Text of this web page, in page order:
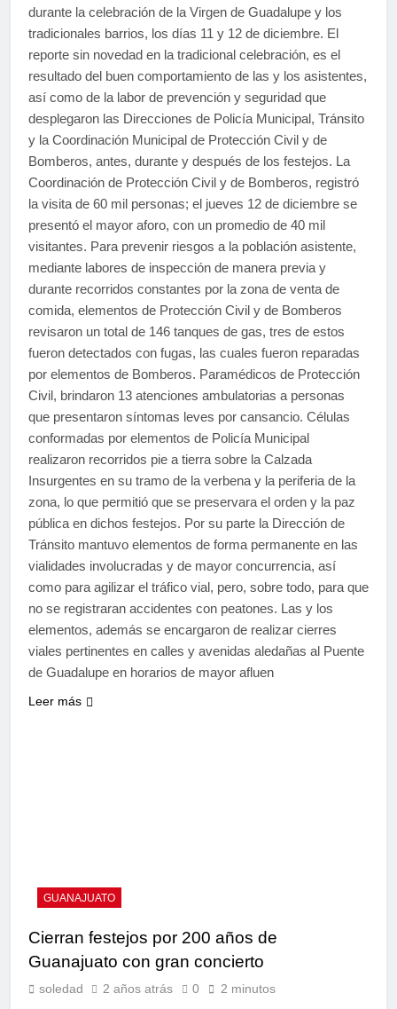
durante la celebración de la Virgen de Guadalupe y los
tradicionales barrios, los días 11 y 12 de diciembre. El
reporte sin novedad en la tradicional celebración, es el
resultado del buen comportamiento de las y los asistentes,
así como de la labor de prevención y seguridad que
desplegaron las Direcciones de Policía Municipal, Tránsito
y la Coordinación Municipal de Protección Civil y de
Bomberos, antes, durante y después de los festejos. La
Coordinación de Protección Civil y de Bomberos, registró
la visita de 60 mil personas; el jueves 12 de diciembre se
presentó el mayor aforo, con un promedio de 40 mil
visitantes. Para prevenir riesgos a la población asistente,
mediante labores de inspección de manera previa y
durante recorridos constantes por la zona de venta de
comida, elementos de Protección Civil y de Bomberos
revisaron un total de 146 tanques de gas, tres de estos
fueron detectados con fugas, las cuales fueron reparadas
por elementos de Bomberos. Paramédicos de Protección
Civil, brindaron 13 atenciones ambulatorias a personas
que presentaron síntomas leves por cansancio. Células
conformadas por elementos de Policía Municipal
realizaron recorridos pie a tierra sobre la Calzada
Insurgentes en su tramo de la verbena y la periferia de la
zona, lo que permitió que se preservara el orden y la paz
pública en dichos festejos. Por su parte la Dirección de
Tránsito mantuvo elementos de forma permanente en las
vialidades involucradas y de mayor concurrencia, así
como para agilizar el tráfico vial, pero, sobre todo, para que
no se registraran accidentes con peatones. Las y los
elementos, además se encargaron de realizar cierres
viales pertinentes en calles y avenidas aledañas al Puente
de Guadalupe en horarios de mayor afluen
Leer más
GUANAJUATO
Cierran festejos por 200 años de
Guanajuato con gran concierto
soledad 2 años atrás 0 2 minutos